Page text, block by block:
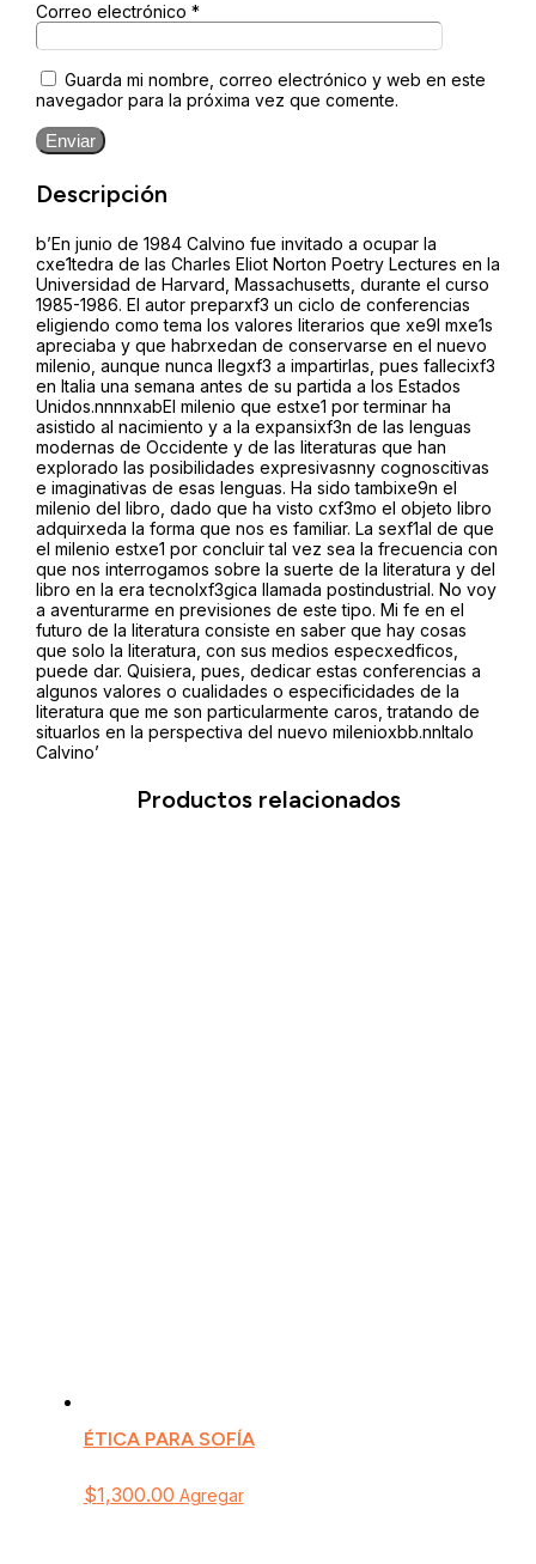
Correo electrónico *
Guarda mi nombre, correo electrónico y web en este
navegador para la próxima vez que comente.
Enviar
Descripción
b’En junio de 1984 Calvino fue invitado a ocupar la
cxe1tedra de las Charles Eliot Norton Poetry Lectures en la
Universidad de Harvard, Massachusetts, durante el curso
1985-1986. El autor preparxf3 un ciclo de conferencias
eligiendo como tema los valores literarios que xe9l mxe1s
apreciaba y que habrxedan de conservarse en el nuevo
milenio, aunque nunca llegxf3 a impartirlas, pues fallecixf3
en Italia una semana antes de su partida a los Estados
Unidos.nnnnxabEl milenio que estxe1 por terminar ha
asistido al nacimiento y a la expansixf3n de las lenguas
modernas de Occidente y de las literaturas que han
explorado las posibilidades expresivasnny cognoscitivas
e imaginativas de esas lenguas. Ha sido tambixe9n el
milenio del libro, dado que ha visto cxf3mo el objeto libro
adquirxeda la forma que nos es familiar. La sexf1al de que
el milenio estxe1 por concluir tal vez sea la frecuencia con
que nos interrogamos sobre la suerte de la literatura y del
libro en la era tecnolxf3gica llamada postindustrial. No voy
a aventurarme en previsiones de este tipo. Mi fe en el
futuro de la literatura consiste en saber que hay cosas
que solo la literatura, con sus medios especxedficos,
puede dar. Quisiera, pues, dedicar estas conferencias a
algunos valores o cualidades o especificidades de la
literatura que me son particularmente caros, tratando de
situarlos en la perspectiva del nuevo milenioxbb.nnItalo
Calvino’
Productos relacionados
ÉTICA PARA SOFÍA
$1,300.00 Agregar